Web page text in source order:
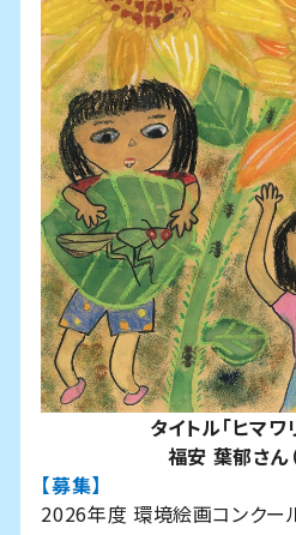
タイトル「ヒマワ
福安 葉郁さん
【募集】
2026年度 環境絵画コンクー